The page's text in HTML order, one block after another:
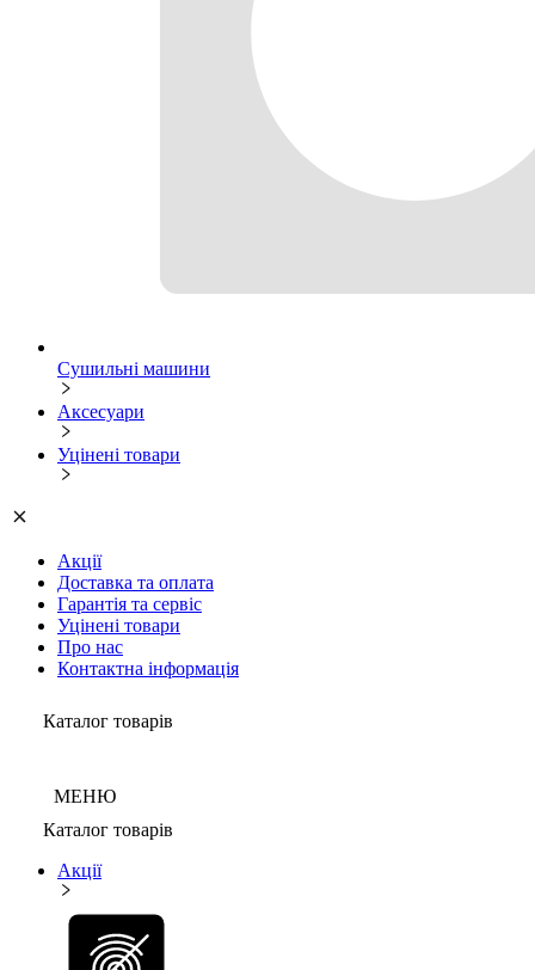
Сушильні машини
Аксесуари
Уцінені товари
Акції
Доставка та оплата
Гарантія та сервіс
Уцінені товари
Про нас
Контактна інформація
Каталог товарів
МЕНЮ
Каталог товарів
Акції